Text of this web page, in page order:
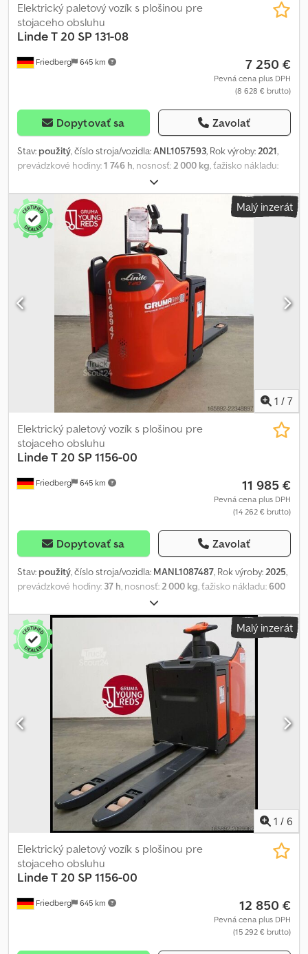
Friedberg 645 km
Elektrický paletový vozík s plošinou pre
stojaceho obsluhu
LindeT 20 SP 131-08
7 250 €
Pevná cena plus DPH
(8 628 € brutto)
Dopytovať sa Zavolať
Stav: použitý, číslo stroja/vozidla:ANL1057593, Rok výroby:2021,
prevádzkové hodiny:1 746 h, nosnosť:2 000 kg, ťažisko nákladu:
345 Ach
nosiča vidlíc:560 mm, dĺžka vidlíc:1 150 mm, pohotovostná
hmotnosť: 876 kg, celková dĺžka:2 274 mm , celková šírka:790 mm,
palivo: elektrina, - Aquamatic na batériu - Vozidlový konektor
REMA 160A Cedpfxjzq H N Ro Adtorf - Vertikálna výmena batérie -
Vidlicové prevedenie 560 - 1150 mm - Kontrola prístupu: kľúčový
spínač - e-driver (ovládanie jednou rukou) - LSP 0.6
Malý inzerát
1 / 7
Friedberg 645 km
Elektrický paletový vozík s plošinou pre
stojaceho obsluhu
LindeT 20 SP 1156-00
11 985 €
Pevná cena plus DPH
(14 262 € brutto)
Dopytovať sa Zavolať
Stav: použitý, číslo stroja/vozidla: MANL1087487, Rok výroby: 2025,
prevádzkové hodiny: 37 h , nosnosť: 2 000 kg , ťažisko nákladu:600
, napätie batérie:
vidlíc:540 mm, dĺžka vidlíc:1 150 mm, pohotovostná hmotnosť:
882 kg, celková dĺžka: , celková šírka:790 mm, palivo:
elektrina
, - Aquamatic s batériovým napájaním - Vozidlová zásuvka
REMA 160A - Bočná výmena batérie pomocou valčekov - Výška
vidiel: 540 – 1150 – 188 mm Codpozmbdbofx Adtjrf - Obmedzenie
rýchlosti: 8 km/h - Držiak s písacou plochou - Výškovo nastaviteľný
stĺpik riadenia - Prístupová kontrola: PIN kód - HD oporné valčeky -
Znížená rýchlosť pri nízkej záťaži - Jednoduchý držiak
príslušenstva – tyč - Držiak pre skener - Multifunkčný farebný
displej - LSP 0.6 Ref: MANL1087487
Malý inzerát
1 / 6
Friedberg 645 km
Elektrický paletový vozík s plošinou pre
stojaceho obsluhu
LindeT 20 SP 1156-00
12 850 €
Pevná cena plus DPH
(15 292 € brutto)